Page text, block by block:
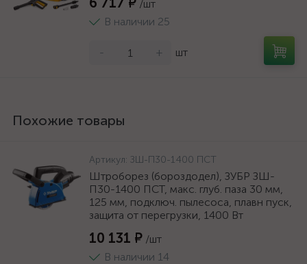
/шт
В наличии 25
- + шт
Похожие товары
Артикул: ЗШ-П30-1400 ПСТ
Штроборез (бороздодел), ЗУБР ЗШ-
П30-1400 ПСТ, макс. глуб. паза 30 мм,
125 мм, подключ. пылесоса, плавн пуск,
защита от перегрузки, 1400 Вт
10 131 ₽ /шт
В наличии 14